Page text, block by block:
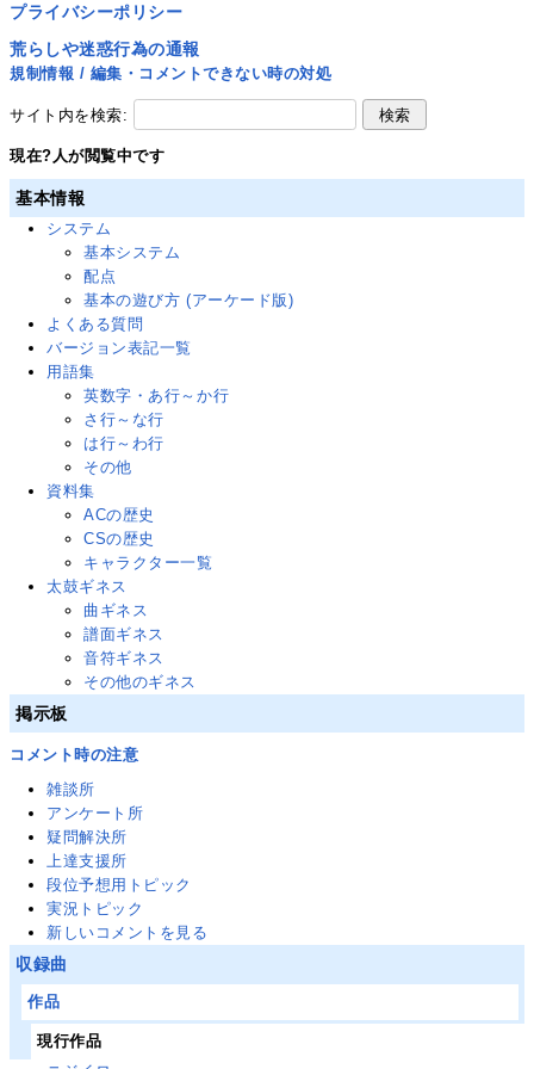
プライバシーポリシー
荒らしや迷惑行為の通報
規制情報 / 編集・コメントできない時の対処
サイト内を検索:
現在? 人が閲覧中です
基本情報
システム
基本システム
配点
基本の遊び方 (アーケード版)
よくある質問
バージョン表記一覧
用語集
英数字・あ行～か行
さ行～な行
は行～わ行
その他
資料集
ACの歴史
CSの歴史
キャラクター一覧
太鼓ギネス
曲ギネス
譜面ギネス
音符ギネス
その他のギネス
掲示板
コメント時の注意
雑談所
アンケート所
疑問解決所
上達支援所
段位予想用トピック
実況トピック
新しいコメントを見る
収録曲
作品
現行作品